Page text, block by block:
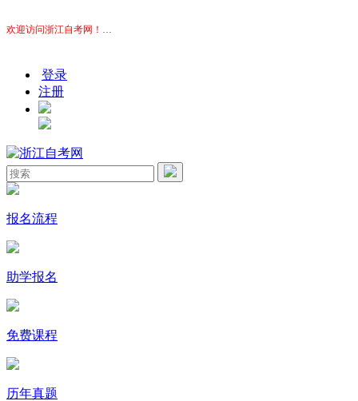
欢迎访问浙江自考网！
本站为考生提供浙江自考信息服务，网站信息供学习交流使
登录
注册
报名流程
助学报名
免费课程
历年真题